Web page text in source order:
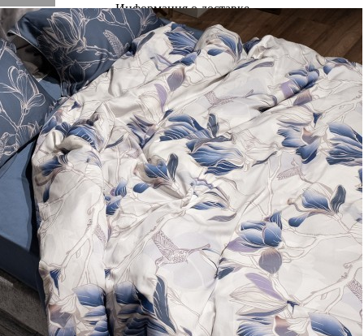
Информация о доставке
Эль-Монте
Прочее
Служба доставки СДЭК
Рассчитываем стоимость доставки...
Самовывоз
ПВЗ СДЭК
Рассчитываем стоимость доставки...
Преимущества для клиентов
Закзать в интернет-магазине
Вступайте в ряды довольных клиентов! Создавайте
Вашу территорию уюта!
Доставка
Мы доставим ваш заказ курьером по Москве и Санкт-
Петербургу или службой доставки по всей России.
Оплата
Оплатите заказ банковской картой, электронными
деньгами или наличными в ближайшем платежном
терминале или наличными.
Как заказать
Позвоните менеджеру по телефону или оформите заказ
через корзину